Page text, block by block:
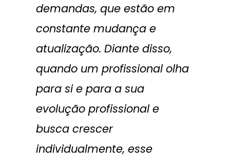
demandas, que estão em
constante mudança e
atualização. Diante disso,
quando um profissional olha
para si e para a sua
evolução profissional e
busca crescer
individualmente, esse